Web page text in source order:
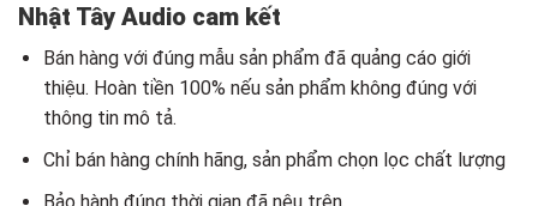
Nhật Tây Audio cam kết
Bán hàng với đúng mẫu sản phẩm đã quảng cáo giới
thiệu. Hoàn tiền 100% nếu sản phẩm không đúng với
thông tin mô tả.
Chỉ bán hàng chính hãng, sản phẩm chọn lọc chất lượng
Bảo hành đúng thời gian đã nêu trên.